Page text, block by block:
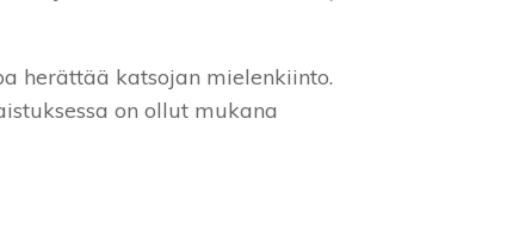
herättää katsojan mielenkiinto.
on ollut mukana